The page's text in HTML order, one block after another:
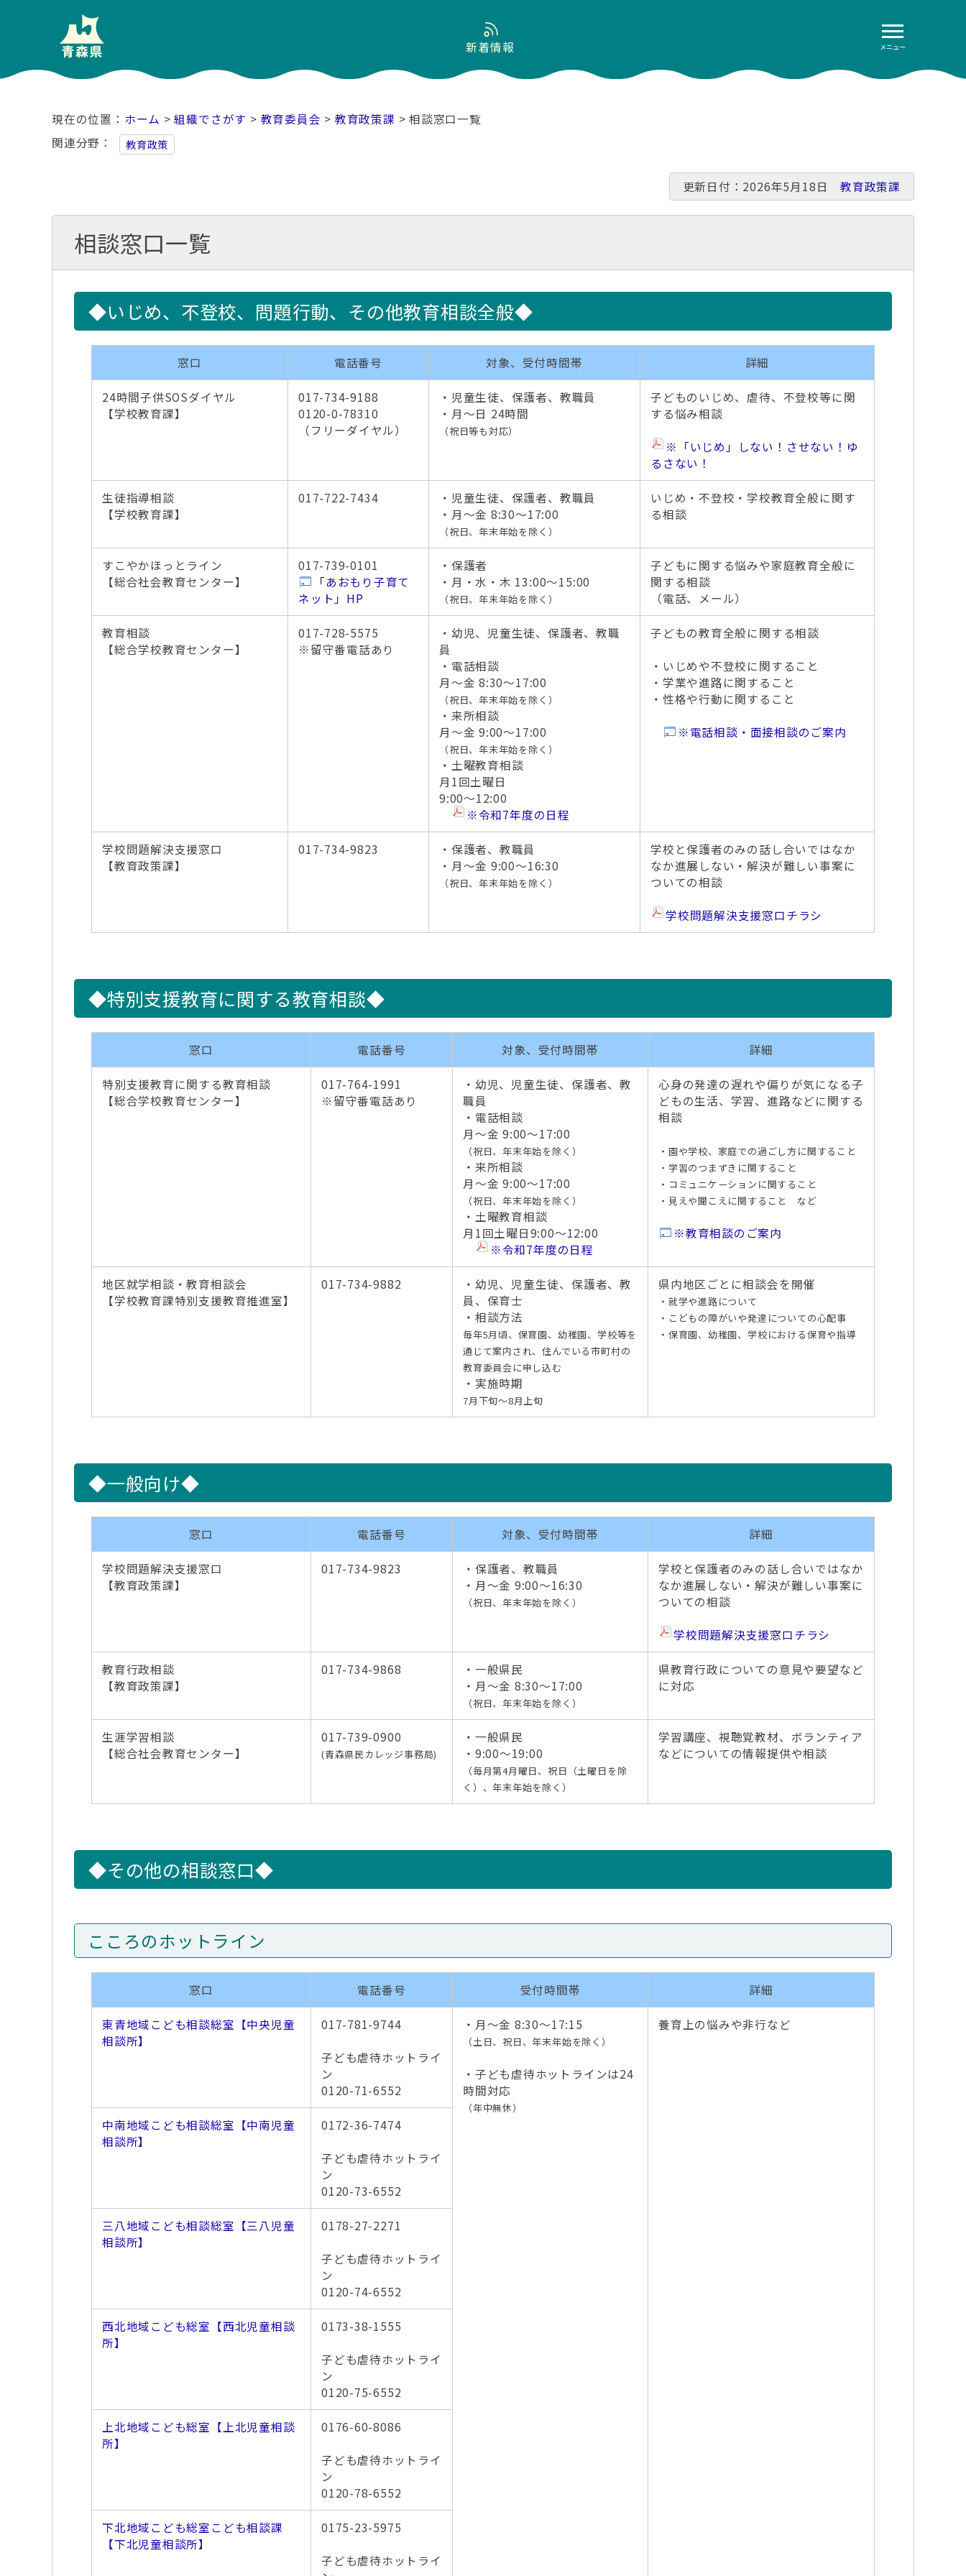
メニュー
新着情報
ホーム >組織でさがす > 教育委員会 > 教育政策課 > 相談窓口一覧
関連分野
教育政策
更新日付：2026年5月18日教育政策課
相談窓口一覧
◆いじめ、不登校、問題行動、その他教育相談全般◆
窓口 電話番号 対象、受付時間帯 詳細
24時間子供SOSダイヤル
【学校教育課】
017-734-9188
0120-0-78310
（フリーダイヤル）
・児童生徒、保護者、教職員
・月～日 24時間
（祝日等も対応）
子どものいじめ、虐待、不登校等に関
する悩み相談
※「いじめ」しない！させない！ゆ
るさない！
生徒指導相談
【学校教育課】
017-722-7434
・児童生徒、保護者、教職員
・月～金 8:30～17:00
（祝日、年末年始を除く）
いじめ・不登校・学校教育全般に関す
る相談
すこやかほっとライン
【総合社会教育センター】
017-739-0101
「あおもり子育て
ネット」HP
・保護者
・月・水・木 13:00～15:00
（祝日、年末年始を除く）
子どもに関する悩みや家庭教育全般に
関する相談
（電話、メール）
教育相談
【総合学校教育センター】
017-728-5575
※留守番電話あり
・幼児、児童生徒、保護者、教職
員
・電話相談
月～金 8:30～17:00
（祝日、年末年始を除く）
・来所相談
月～金 9:00～17:00
（祝日、年末年始を除く）
・土曜教育相談
月1回土曜日
9:00～12:00
※令和7年度の日程
子どもの教育全般に関する相談
・いじめや不登校に関すること
・学業や進路に関すること
・性格や行動に関すること
※電話相談・面接相談のご案内
学校問題解決支援窓口
【教育政策課】
017-734-9823
・保護者、教職員
・月～金 9:00～16:30
（祝日、年末年始を除く）
学校と保護者のみの話し合いではなか
なか進展しない・解決が難しい事案に
ついての相談
学校問題解決支援窓口チラシ
◆特別支援教育に関する教育相談◆
窓口 電話番号 対象、受付時間帯 詳細
特別支援教育に関する教育相談
【総合学校教育センター】
017-764-1991
※留守番電話あり
・幼児、児童生徒、保護者、教
職員
・電話相談
月～金 9:00～17:00
（祝日、年末年始を除く）
・来所相談
月～金 9:00～17:00
（祝日、年末年始を除く）
・土曜教育相談
月1回土曜日9:00～12:00
※令和7年度の日程
心身の発達の遅れや偏りが気になる子
どもの生活、学習、進路などに関する
相談
・園や学校、家庭での過ごし方に関すること
・学習のつまずきに関すること
・コミュニケーションに関すること
・見えや聞こえに関すること など
※教育相談のご案内
地区就学相談・教育相談会
【学校教育課特別支援教育推進室】
017-734-9882
・幼児、児童生徒、保護者、教
員、保育士
・相談方法
毎年5月頃、保育園、幼稚園、学校等を
通じて案内され、住んでいる市町村の
教育委員会に申し込む
・実施時期
7月下旬～8月上旬
県内地区ごとに相談会を開催
・就学や進路について
・こどもの障がいや発達についての心配事
・保育園、幼稚園、学校における保育や指導
◆一般向け◆
窓口 電話番号 対象、受付時間帯 詳細
学校問題解決支援窓口
【教育政策課】
017-734-9823
・保護者、教職員
・月～金 9:00～16:30
（祝日、年末年始を除く）
学校と保護者のみの話し合いではなか
なか進展しない・解決が難しい事案に
ついての相談
学校問題解決支援窓口チラシ
教育行政相談
【教育政策課】
017-734-9868
・一般県民
・月～金 8:30～17:00
（祝日、年末年始を除く）
県教育行政についての意見や要望など
に対応
生涯学習相談
【総合社会教育センター】
017-739-0900
(青森県民カレッジ事務局)
・一般県民
・9:00～19:00
（毎月第4月曜日、祝日（土曜日を除
く）、年末年始を除く）
学習講座、視聴覚教材、ボランティア
などについての情報提供や相談
◆その他の相談窓口◆
こころのホットライン
窓口 電話番号 受付時間帯 詳細
東青地域こども相談総室【中央児童
相談所】
017-781-9744
子ども虐待ホットライ
ン
0120-71-6552
・月～金 8:30～17:15
（土日、祝日、年末年始を除く）
・子ども虐待ホットラインは24
時間対応
（年中無休）
養育上の悩みや非行など
中南地域こども相談総室【中南児童
相談所】
0172-36-7474
子ども虐待ホットライ
ン
0120-73-6552
三八地域こども相談総室【三八児童
相談所】
0178-27-2271
子ども虐待ホットライ
ン
0120-74-6552
西北地域こども総室【西北児童相談
所】
0173-38-1555
子ども虐待ホットライ
ン
0120-75-6552
上北地域こども総室【上北児童相談
所】
0176-60-8086
子ども虐待ホットライ
ン
0120-78-6552
下北地域こども総室こども相談課
【下北児童相談所】
0175-23-5975
子ども虐待ホットライ